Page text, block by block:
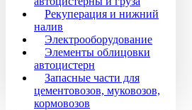
Рекуперация и нижний
налив
Электрооборудование
Элементы облицовки
автоцистерн
Запасные части для
цементовозов, муковозов,
кормовозов